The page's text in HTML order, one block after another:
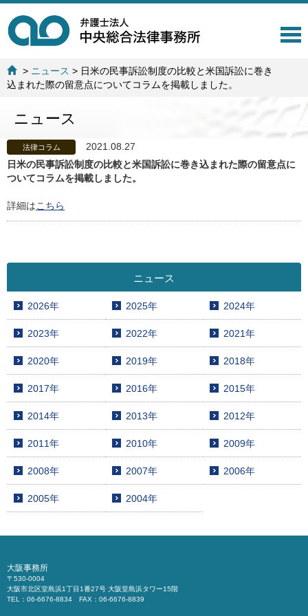
T
g
> ニュース > 日米の民事訴訟制度の比較と米国訴訟に巻き
込まれた際の留意点についてコラムを掲載しました。
ニュース
法律コラム
2021.08.27
日米の民事訴訟制度の比較と米国訴訟に巻き込まれた際の留意点に
ついてコラムを掲載しました。
詳細はこちら
ニュース
2026年 2025年 2024年
2023年 2022年 2021年
2020年 2019年 2018年
2017年 2016年 2015年
2014年 2013年 2012年
2011年 2010年 2009年
2008年 2007年 2006年
2005年 2004年
大阪事務所
〒530-0004
大阪市北区堂島浜1丁目1番27号 大阪堂島浜タワー15階
TEL：06-6676-8834 FAX：06-6676-8839